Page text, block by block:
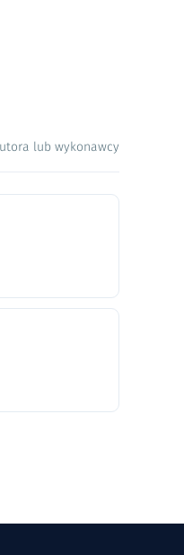
lub wykonawcy